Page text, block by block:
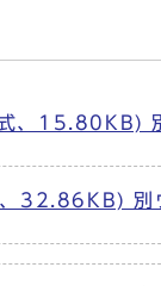
、15.80KB)
32.86KB) 別